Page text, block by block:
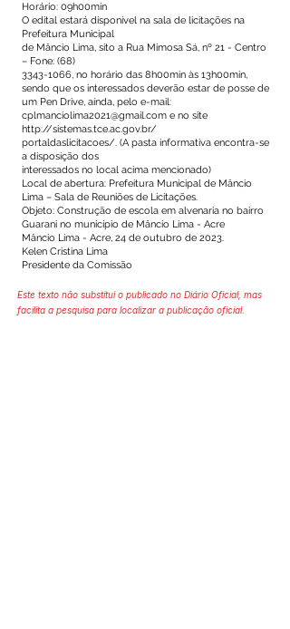
Horário: 09h00min
O edital estará disponível na sala de licitações na
Prefeitura Municipal
de Mâncio Lima, sito a Rua Mimosa Sá, nº 21 - Centro
– Fone: (68)
3343-1066, no horário das 8h00min às 13h00min,
sendo que os interessados deverão estar de posse de
um Pen Drive, ainda, pelo e-mail:
cplmanciolima2021@gmail.com e no site
http://sistemas.tce.ac.gov.br/
portaldaslicitacoes/. (A pasta informativa encontra-se
a disposição dos
interessados no local acima mencionado)
Local de abertura: Prefeitura Municipal de Mâncio
Lima – Sala de Reuniões de Licitações.
Objeto: Construção de escola em alvenaria no bairro
Guarani no município de Mâncio Lima - Acre
Mâncio Lima - Acre, 24 de outubro de 2023.
Kelen Cristina Lima
Presidente da Comissão
Este texto não substitui o publicado no Diário Oficial, mas
facilita a pesquisa para localizar a publicação oficial.